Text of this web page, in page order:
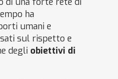
ha
umani e
sul rispetto e
degli obiettivi di